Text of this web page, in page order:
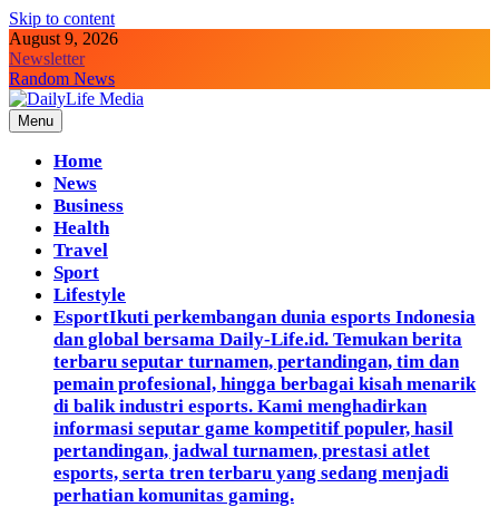
Skip to content
August 9, 2026
Newsletter
Random News
DailyLife Media
Accurate and Reliable News For Your Needs
Menu
Home
News
Business
Health
Travel
Sport
Lifestyle
EsportIkuti perkembangan dunia esports Indonesia
dan global bersama Daily-Life.id. Temukan berita
terbaru seputar turnamen, pertandingan, tim dan
pemain profesional, hingga berbagai kisah menarik
di balik industri esports. Kami menghadirkan
informasi seputar game kompetitif populer, hasil
pertandingan, jadwal turnamen, prestasi atlet
esports, serta tren terbaru yang sedang menjadi
perhatian komunitas gaming.